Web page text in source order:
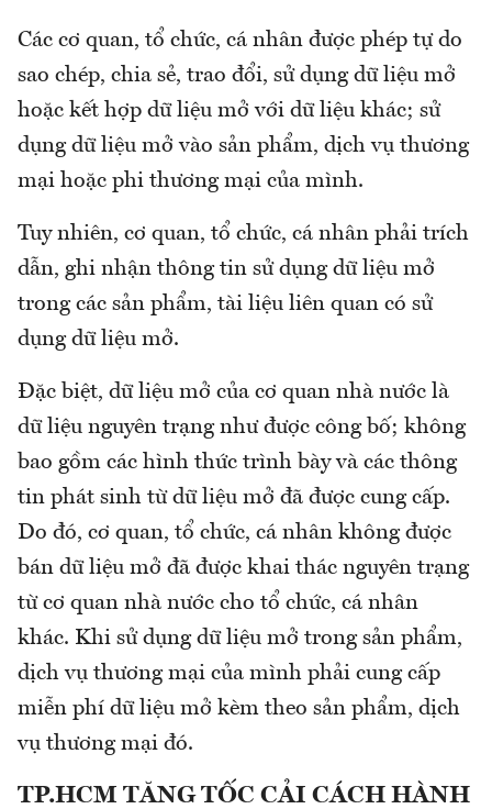
Các cơ quan, tổ chức, cá nhân được phép tự do
sao chép, chia sẻ, trao đổi, sử dụng dữ liệu mở
hoặc kết hợp dữ liệu mở với dữ liệu khác; sử
dụng dữ liệu mở vào sản phẩm, dịch vụ thương
mại hoặc phi thương mại của mình.
Tuy nhiên, cơ quan, tổ chức, cá nhân phải trích
dẫn, ghi nhận thông tin sử dụng dữ liệu mở
trong các sản phẩm, tài liệu liên quan có sử
dụng dữ liệu mở.
Đặc biệt, dữ liệu mở của cơ quan nhà nước là
dữ liệu nguyên trạng như được công bố; không
bao gồm các hình thức trình bày và các thông
tin phát sinh từ dữ liệu mở đã được cung cấp.
Do đó, cơ quan, tổ chức, cá nhân không được
bán dữ liệu mở đã được khai thác nguyên trạng
từ cơ quan nhà nước cho tổ chức, cá nhân
khác. Khi sử dụng dữ liệu mở trong sản phẩm,
dịch vụ thương mại của mình phải cung cấp
miễn phí dữ liệu mở kèm theo sản phẩm, dịch
vụ thương mại đó.
TP.HCM TĂNG TỐC CẢI CÁCH HÀNH